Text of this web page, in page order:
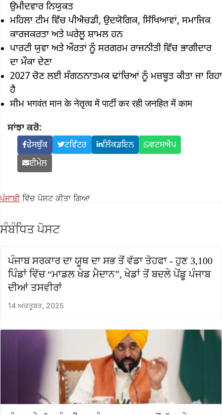
ਉਮੀਦਵਾਰ ਨਿਯੁਕਤ
ਮਹਿਲਾ ਟੀਮ ਵਿੱਚ ਪੀਐਚਡੀ, ਉਦਯੋਗਿਕ, ਸਿੱਖਿਆਵਾਂ, ਸਮਾਜਿਕ
ਕਾਰਜਕਰਤਾ ਅਤੇ ਘਰੇਲੂ ਸ਼ਾਮਲ ਹਨ
ਪਾਰਟੀ ਯੁਵਾ ਅਤੇ ਔਰਤਾਂ ਨੂੰ ਸਰਗਰਮ ਰਾਜਨੀਤੀ ਵਿੱਚ ਭਾਗੀਦਾਰ
ਦਾ ਮੌਕਾ ਦੇਣਾ
2027 ਚੋਣ ਲਈ ਸੰਗਠਨਾਤਮਕ ਢਾਂਚਿਆਂ ਨੂੰ ਮਜ਼ਬੂਤ ​​ਕੀਤਾ ਜਾ ਰਿਹਾ
ਹੈ
ਸੀਮ भगवंत मान के नेतृत्व में पार्टी कर रही जनहित में काम
ਸਾਂਝਾ ਕਰੋ:
ਫੇਸਬੁੱਕ ਟਵਿੱਟਰ ਲਿੰਕਡਇਨ
ਵਟਸਐਪ
ਈਮੇਲ
ਪੰਜਾਬੀਵਿੱਚ ਪੋਸਟ ਕੀਤਾ ਗਿਆ
ਸੰਬੰਧਿਤ ਪੋਸਟ
ਪੰਜਾਬ ਸਰਕਾਰ ਦਾ ਯੂਥ ਦਾ ਸਭ ਤੋਂ ਵੱਡਾ ਤੋਹਫਾ - ਹੁਣ 3,100
ਪਿੰਡਾਂ ਵਿੱਚ “ਮਾਡਲ ਖੇਡ ਮੈਦਾਨ”, ਖੇਡਾਂ ਤੋਂ ਬਦਲੇ ਪੇਂਡੂ ਪੰਜਾਬ
ਦੀਆਂ ਤਸਵੀਰਾਂ
14 ਅਕਤੂਬਰ, 2025